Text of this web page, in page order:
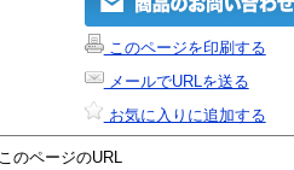
このページを印刷する
メールでURLを送る
お気に入りに追加する
このページのURL